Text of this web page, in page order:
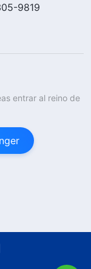
9819
entrar al reino de